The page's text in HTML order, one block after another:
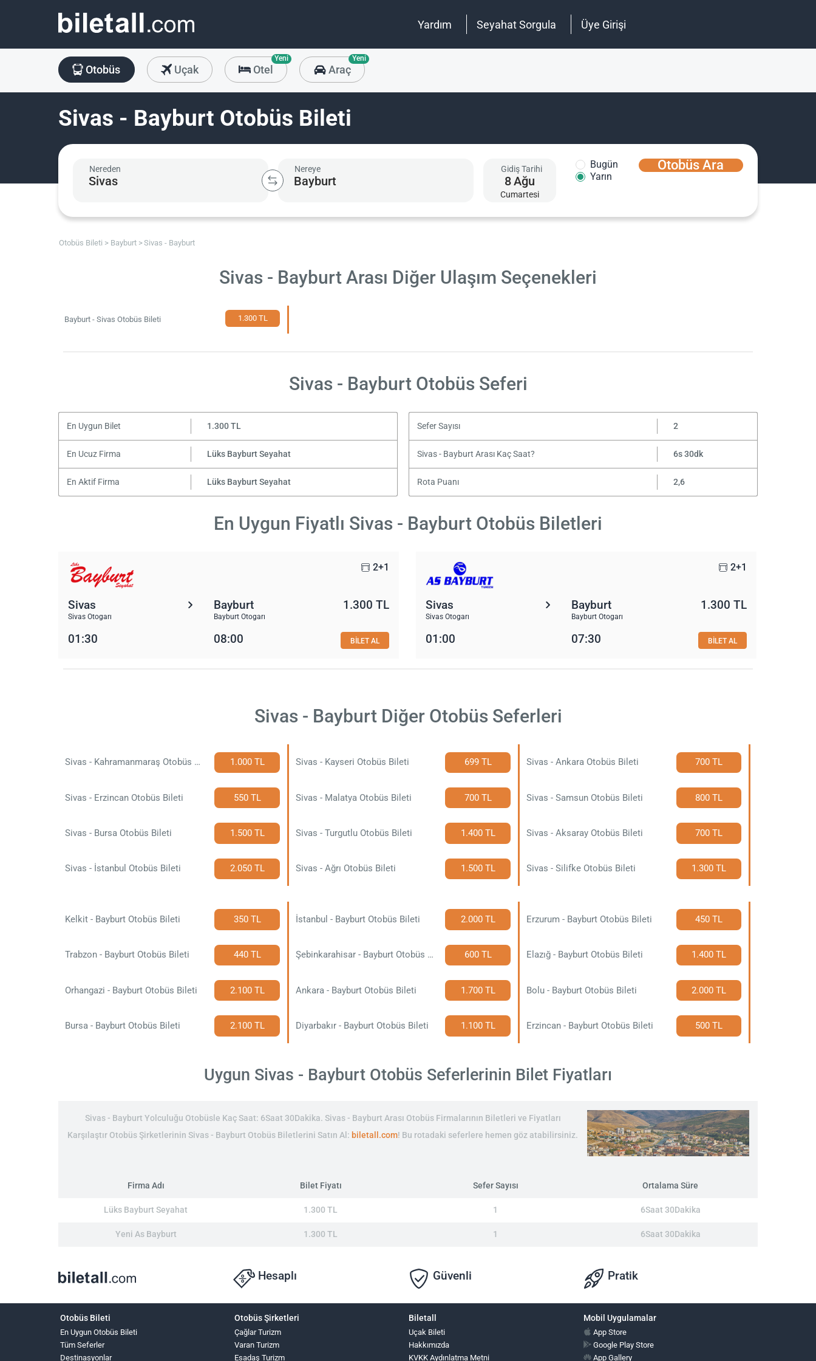
Yardım Seyahat Sorgula Üye Girişi
Otobüs Uçak Otel
Yeni
Araç
Yeni
Sivas - Bayburt Otobüs Bileti
Nereden Nereye Gidiş Tarihi
8Ağu
Cumartesi
Bugün
Yarın
Otobüs Ara
Otobüs Bileti Bayburt Sivas - Bayburt
Sivas - Bayburt Arası Diğer Ulaşım Seçenekleri
Bayburt - Sivas Otobüs Bileti 1.300 TL
Sivas - Bayburt Otobüs Seferi
En Uygun Bilet 1.300 TL Sefer Sayısı 2
En Ucuz Firma Lüks Bayburt Seyahat Sivas - Bayburt Arası Kaç Saat? 6s 30dk
En Aktif Firma Lüks Bayburt Seyahat Rota Puanı 2,6
En Uygun Fiyatlı Sivas - Bayburt Otobüs Biletleri
2+1
Sivas
Sivas Otogarı
Bayburt
Bayburt Otogarı
1.300 TL
01:30 08:00 BİLET AL
2+1
Sivas
Sivas Otogarı
Bayburt
Bayburt Otogarı
1.300 TL
01:00 07:30 BİLET AL
Sivas - Bayburt Diğer Otobüs Seferleri
Sivas - Kahramanmaraş Otobüs Bileti 1.000 TL Sivas - Kayseri Otobüs Bileti 699 TL Sivas - Ankara Otobüs Bileti 700 TL
Sivas - Erzincan Otobüs Bileti 550 TL Sivas - Malatya Otobüs Bileti 700 TL Sivas - Samsun Otobüs Bileti 800 TL
Sivas - Bursa Otobüs Bileti 1.500 TL Sivas - Turgutlu Otobüs Bileti 1.400 TL Sivas - Aksaray Otobüs Bileti 700 TL
Sivas - İstanbul Otobüs Bileti 2.050 TL Sivas - Ağrı Otobüs Bileti 1.500 TL Sivas - Silifke Otobüs Bileti 1.300 TL
Kelkit - Bayburt Otobüs Bileti 350 TL İstanbul - Bayburt Otobüs Bileti 2.000 TL Erzurum - Bayburt Otobüs Bileti 450 TL
Trabzon - Bayburt Otobüs Bileti 440 TL Şebinkarahisar - Bayburt Otobüs Bileti 600 TL Elazığ - Bayburt Otobüs Bileti 1.400 TL
Orhangazi - Bayburt Otobüs Bileti 2.100 TL Ankara - Bayburt Otobüs Bileti 1.700 TL Bolu - Bayburt Otobüs Bileti 2.000 TL
Bursa - Bayburt Otobüs Bileti 2.100 TL Diyarbakır - Bayburt Otobüs Bileti 1.100 TL Erzincan - Bayburt Otobüs Bileti 500 TL
Uygun Sivas - Bayburt Otobüs Seferlerinin Bilet Fiyatları
Sivas - Bayburt Yolculuğu Otobüsle Kaç Saat: 6Saat 30Dakika. Sivas - Bayburt Arası Otobüs Firmalarının Biletleri ve Fiyatları
Karşılaştır Otobüs Şirketlerinin Sivas - Bayburt Otobüs Biletlerini Satın Al: biletall.com! Bu rotadaki seferlere hemen göz atabilirsiniz.
Firma Adı Bilet Fiyatı Sefer Sayısı Ortalama Süre
Lüks Bayburt Seyahat 1.300 TL 1 6Saat 30Dakika
Yeni As Bayburt 1.300 TL 1 6Saat 30Dakika
Hesaplı Güvenli Pratik
Otobüs Bileti
En Uygun Otobüs Bileti
Tüm Seferler
Destinasyonlar
Otobüs Şirketleri
Çağlar Turizm
Varan Turizm
Esadaş Turizm
Biletall
Uçak Bileti
Hakkımızda
KVKK Aydınlatma Metni
Mobil Uygulamalar
App Store
Google Play Store
App Gallery